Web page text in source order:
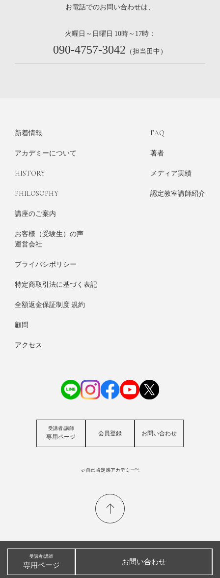
お電話でのお問い合わせは、
火曜日～日曜日 10時～ 17時：
090-4757-3042 （担当田中）
新着情報
アカデミーについて
HISTORY
PHILOSOPHY
講座のご案内
お客様（受験生）の声
FAQ
著者
メディア実績
認定教室講師紹介
運営会社
プライバシポリシー
特定商取引法に基づく表記
全額返金保証制度 規約
顧問
アクセス
受講者/講師
専用ページ 会員登録 お問い合わせ
© 自己肯定感アカデミー™.
受講者/講師
専用ページ お問い合わせ